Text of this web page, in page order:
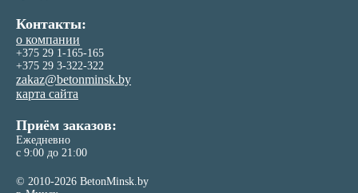
Контакты:
о компании
+375 29 1-165-165
+375 29 3-322-322
zakaz@betonminsk.by
карта сайта
Приём заказов:
Ежедневно
с 9:00 до 21:00
© 2010-2026 BetonMinsk.by